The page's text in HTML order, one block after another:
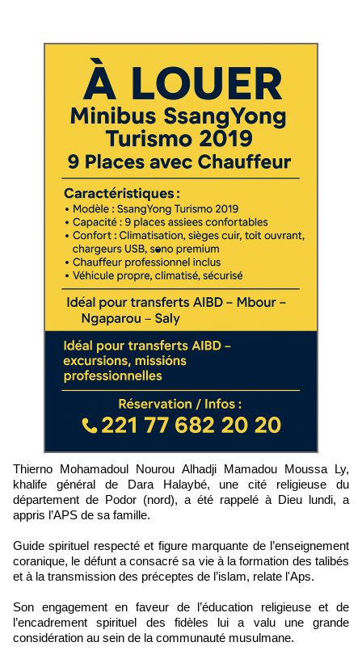
Thierno Mohamadoul Nourou Alhadji Mamadou Moussa Ly,
khalife général de Dara Halaybé, une cité religieuse du
département de Podor (nord), a été rappelé à Dieu lundi, a
appris l’APS de sa famille.
Guide spirituel respecté et figure marquante de l’enseignement
coranique, le défunt a consacré sa vie à la formation des talibés
et à la transmission des préceptes de l’islam, relate l'Aps.
Son engagement en faveur de l’éducation religieuse et de
l’encadrement spirituel des fidèles lui a valu une grande
considération au sein de la communauté musulmane.